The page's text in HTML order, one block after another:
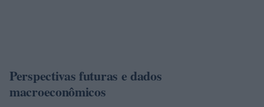
Perspectivas futuras e dados
macroeconômicos